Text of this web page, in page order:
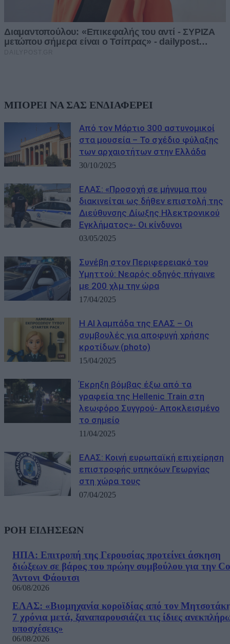
ΜΠΟΡΕΙ ΝΑ ΣΑΣ ΕΝΔΙΑΦΕΡΕΙ
Από τον Μάρτιο 300 αστυνομικοί
στα μουσεία – Το σχέδιο φύλαξης
των αρχαιοτήτων στην Ελλάδα
30/10/2025
ΕΛΑΣ: «Προσοχή σε μήνυμα που
διακινείται ως δήθεν επιστολή της
Διεύθυνσης Δίωξης Ηλεκτρονικού
Εγκλήματος»- Οι κίνδυνοι
03/05/2025
Συνέβη στον Περιφερειακό του
Υμηττού: Νεαρός οδηγός πήγαινε
με 200 χλμ την ώρα
17/04/2025
Η ΑΙ λαμπάδα της ΕΛΑΣ – Οι
συμβουλές για αποφυγή χρήσης
κροτίδων (photo)
15/04/2025
Έκρηξη βόμβας έξω από τα
γραφεία της Hellenic Train στη
λεωφόρο Συγγρού- Αποκλεισμένο
το σημείο
11/04/2025
ΕΛΑΣ: Κοινή ευρωπαϊκή επιχείρηση
επιστροφής υπηκόων Γεωργίας
στη χώρα τους
07/04/2025
ΡΟΗ ΕΙΔΗΣΕΩΝ
ΗΠΑ: Επιτροπή της Γερουσίας προτείνει άσκηση
διώξεων σε βάρος του πρώην συμβούλου για την
Άντονι Φάουτσι
06/08/2026
ΕΛΑΣ: «Βιομηχανία κοροϊδίας από τον
7 χρόνια μετά, ξαναπαρουσιάζει τις ίδιες
υποσχέσεις»
06/08/2026